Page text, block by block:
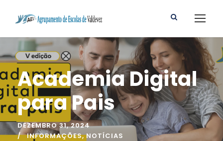
Academia Digital
para Pais
DEZEMBRO 31, 2024
INFORMAÇÕES, NOTÍCIAS